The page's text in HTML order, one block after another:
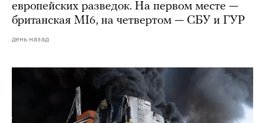
европейских разведок. На первом месте —
британская MI6, на четвертом — СБУ и ГУР
день назад